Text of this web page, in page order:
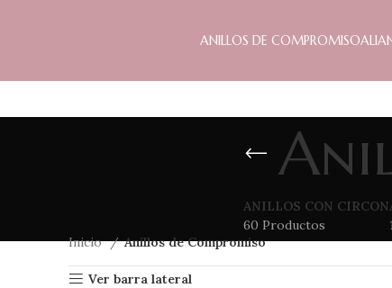
ANILLOS DE COMPROMISO
ANILLOS CON CIRCON
60 Productos
Inicio
Anillos de Compromiso
Ver barra lateral